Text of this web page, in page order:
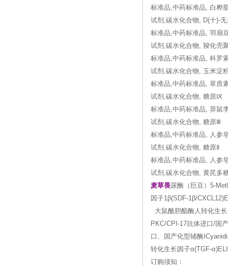
标准品,中药标准品, 白桦
试剂,碳水化合物, D(十)-
标准品,中药标准品, 羽扇
试剂,碳水化合物, 羧化壳
标准品,中药标准品, 科罗
试剂,碳水化合物, 玉米淀
标准品,中药标准品, 草质
试剂,碳水化合物, 糖原Ⅸ
标准品,中药标准品, 异鼠
试剂,碳水化合物, 糖原Ⅲ
标准品,中药标准品, 人参
试剂,碳水化合物, 糖原Ⅱ
标准品,中药标准品, 人参
试剂,碳水化合物, 黄芪多
麦草畏尿酶（巨豆）5-
因子1β(SDF-1β/
大鼠酰胆酯酶人转化生
PKC/CPI-17抗体进口/国
口、国产化型辅酶
转化生长因子α(TGF-
订购须知：